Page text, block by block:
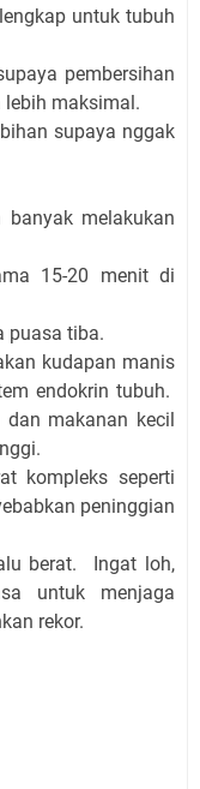
untuk tubuh
pembersihan
maksimal.
supaya nggak
melakukan
15-20 menit di
puasa tiba.
kudapan manis
endokrin tubuh.
dan makanan kecil
kompleks seperti
peninggian
berat. Ingat loh,
untuk menjaga
rekor.